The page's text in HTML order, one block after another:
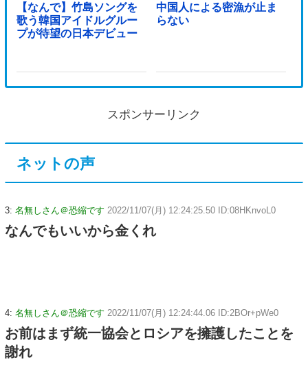
【なんで】竹島ソングを
歌う韓国アイドルグルー
プが待望の日本デビュー
中国人による密漁が止ま
らない
スポンサーリンク
ネットの声
3: 名無しさん＠恐縮です 2022/11/07(月) 12:24:25.50 ID:08HKnvoL0
なんでもいいから金くれ
4: 名無しさん＠恐縮です 2022/11/07(月) 12:24:44.06 ID:2BOr+pWe0
お前はまず統一協会とロシアを擁護したことを
謝れ